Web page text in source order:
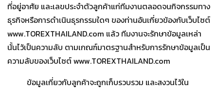
ที่อยู่อาศัย และเลขประจำตัวลูกค้าแก่ทีมงานตลอดจนกิจกรรมทาง
ธุรกิจหรือการดำเนินธุรกรรมใดๆ ของท่านอันเกี่ยวข้องกับเว็บไซต์
www.TOREXTHAILAND.com แล้ว ทีมงานจะรักษาข้อมูลเหล่า
นั้นไว้เป็นความลับ ตามเกณฑ์มาตรฐานสำหรับการรักษาข้อมูลเป็น
ความลับของเว็บไซต์ www.TOREXTHAILAND.com
ข้อมูลเกี่ยวกับลูกค้าจะถูกเก็บรวบรวม และสงวนไว้ใน